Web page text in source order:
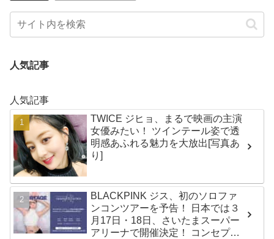
人気記事
人気記事
TWICE ジヒョ、まるで映画の主演
女優みたい！ ツインテール姿で透
明感あふれる魅力を大放出[写真あ
り]
BLACKPINK ジス、初のソロファ
ンコンツアーを予告！ 日本では３
月17日・18日、さいたまスーパー
アリーナで開催決定！ コンセプト